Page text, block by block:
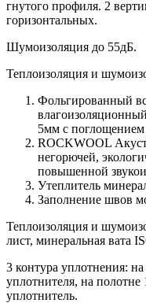
гнутого профиля. 2
горизонтальных.
Шумоизоляция до 55дБ.
Теплоизоляция и
Фольгированный
5мм с
ROCKWOOL
негорючей,
повышенной
Утеплитель
Заполнение швов
Теплоизоляция и
лист, минеральная вата
3 контура уплотнения:
уплотнителя, на
уплотнитель.